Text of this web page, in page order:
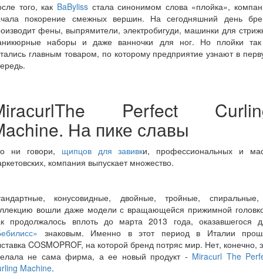
того, как BaBylissстала синонимом слова «плойка»,
покорение смежных вершин. На сегодняшний день
фены, выпрямители, электробигуди, машинки для
наборы и даже ванночки для ног. Но плойки
главным товаром, по которому предприятие узнают в
Perfect
На пике славы
ни говори, щипцов для завивки, профессиональных и
компания выпускает множество.
конусовидные, двойные, тройные,
вошли даже модели с вращающейся прижимной
продолжалось вплоть до марта 2013 года, оказавшегося
знаковым. Именно в этот период в Италии
COSMOPROF, на которой бренд потряс мир. Нет, конечно,
не сама фирма, а ее новый продукт - Miraсurl The
Machine.